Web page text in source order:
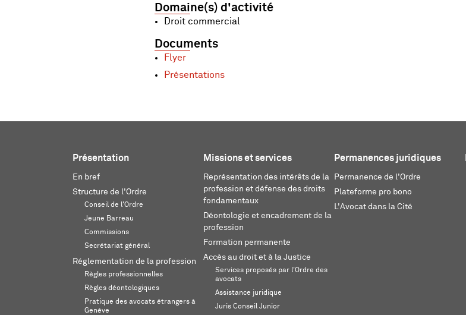
Domaine(s) d'activité
Droit commercial
Documents
Flyer
Présentations
Présentation
En bref
Structure de l'Ordre
Conseil de l'Ordre
Jeune Barreau
Commissions
Secrétariat général
Réglementation de la profession
Règles professionnelles
Règles déontologiques
Pratique des avocats étrangers à
Genève
Missions et services
Représentation des intérêts de la
profession et défense des droits
fondamentaux
Déontologie et encadrement de la
profession
Formation permanente
Accès au droit et à la Justice
Services proposés par l'Ordre des
avocats
Assistance juridique
Juris Conseil Junior
Permanences juridiques
Permanence de l'Ordre
Plateforme pro bono
L'Avocat dans la Cité